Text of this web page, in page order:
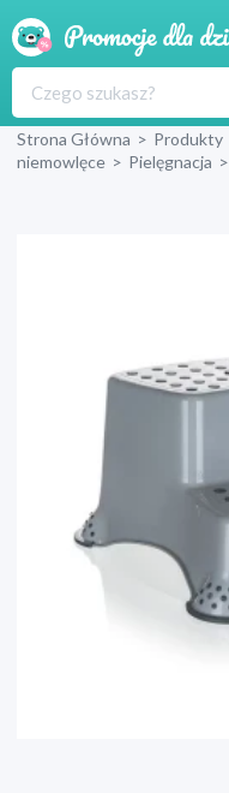
Strona Główna > Produkty
niemowlęce > Pielęgnacja >